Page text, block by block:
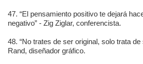
47. “El pensamiento positivo te dejará
negativo” - Zig Ziglar, conferencista.
48. “No trates de ser original, solo trata de
Rand, diseñador gráfico.